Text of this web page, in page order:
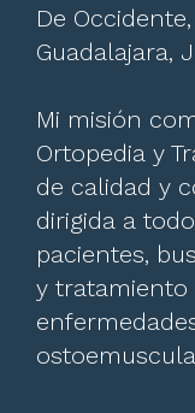
De
Guadalajara,
Mi misión
Ortopedia y
de calidad y
dirigida a
pacientes,
y tratamiento